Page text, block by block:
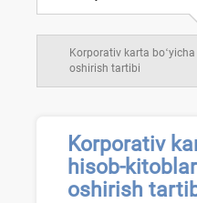
Korporativ karta
oshirish tartibi
Korporativ
hisob-
oshirish